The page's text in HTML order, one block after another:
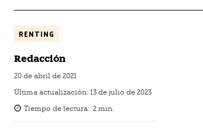
RENTING
Redacción
20 de abril de 2021
Última actualización: 13 de julio de 2023
Tiempo de lectura: 2 min.